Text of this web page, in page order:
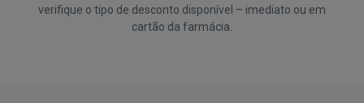
verifique o tipo de desconto disponível – imediato ou em
cartão da farmácia.